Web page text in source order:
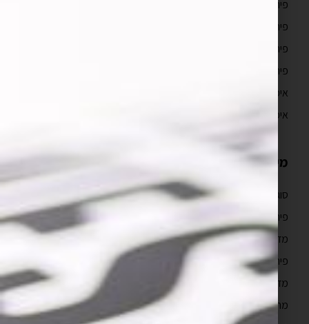
פיתוח אפליקציות לאייפון
פיתוח אפליקציות לאנדרואיד
פיתוח אפליקציות מובייל
פיתוח אפליקציות ווב
איפיון אפליקציה וחוויית משתמש UX/UI
איפיון אפליקציה
מידע מקצועי
סוגי ועלויות בניית אפליקציות
פיתוח אפליקציות לאייפון למתחילים
מדריך פיתוח אפליקציות לאייפון
פיתוח אפליקציות לעסקים
מדריך פיתוח אפליקציות
מהם השלבים בבניית אפליקציה לאייפון?